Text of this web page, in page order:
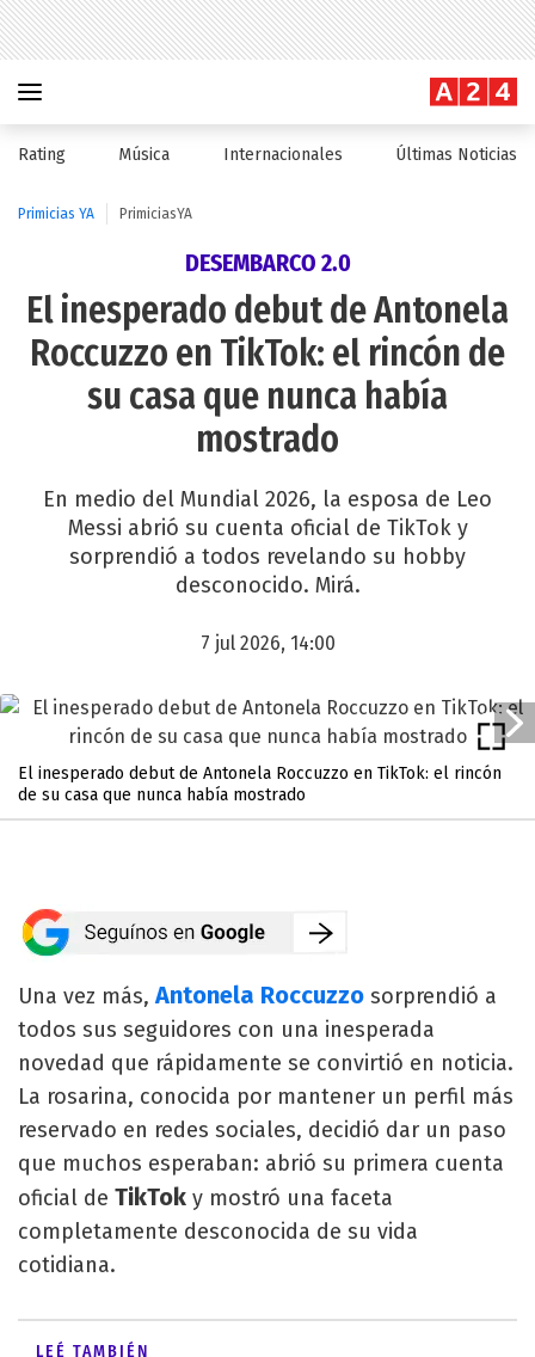
Rating Música Internacionales Últimas Noticias
Primicias YA PrimiciasYA
DESEMBARCO 2.0
El inesperado debut de Antonela
Roccuzzo en TikTok: el rincón de
su casa que nunca había
mostrado
En medio del Mundial 2026, la esposa de Leo
Messi abrió su cuenta oficial de TikTok y
sorprendió a todos revelando su hobby
desconocido. Mirá.
7 jul 2026, 14:00
El inesperado debut de Antonela Roccuzzo en TikTok: el rincón
de su casa que nunca había mostrado
Una vez más, Antonela Roccuzzo sorprendió a
todos sus seguidores con una inesperada
novedad que rápidamente se convirtió en noticia.
La rosarina, conocida por mantener un perfil más
reservado en redes sociales, decidió dar un paso
que muchos esperaban: abrió su primera cuenta
oficial de TikTok y mostró una faceta
completamente desconocida de su vida
cotidiana.
LEÉ TAMBIÉN